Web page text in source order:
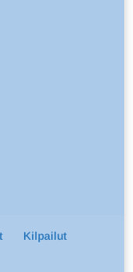
Kilpailut